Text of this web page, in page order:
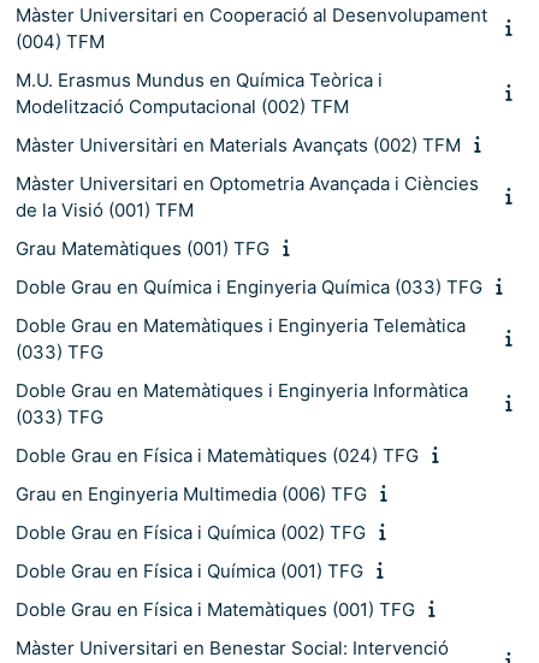
Màster Universitari en Cooperació al Desenvolupament
(004) TFM
M.U. Erasmus Mundus en Química Teòrica i
Modelització Computacional (002) TFM
Màster Universitàri en Materials Avançats (002) TFM
Màster Universitari en Optometria Avançada i Ciències
de la Visió (001) TFM
Grau Matemàtiques (001) TFG
Doble Grau en Química i Enginyeria Química (033) TFG
Doble Grau en Matemàtiques i Enginyeria Telemàtica
(033) TFG
Doble Grau en Matemàtiques i Enginyeria Informàtica
(033) TFG
Doble Grau en Física i Matemàtiques (024) TFG
Grau en Enginyeria Multimedia (006) TFG
Doble Grau en Física i Química (002) TFG
Doble Grau en Física i Química (001) TFG
Doble Grau en Física i Matemàtiques (001) TFG
Màster Universitari en Benestar Social: Intervenció